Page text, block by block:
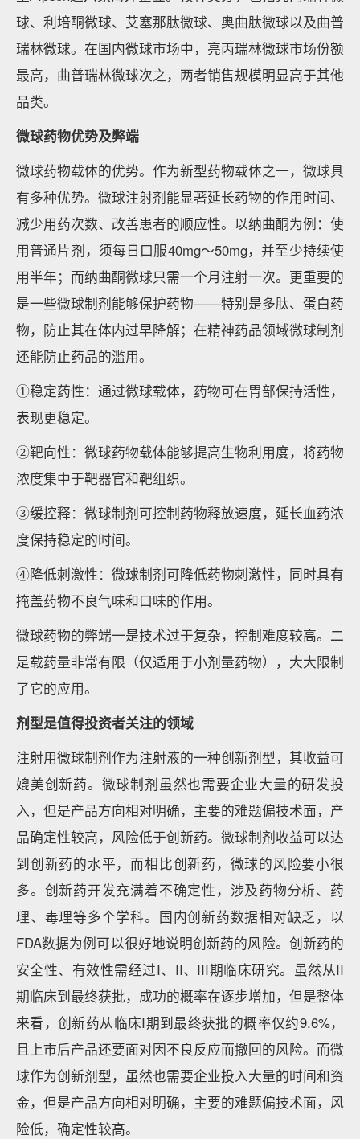
球、利培酮微球、艾塞那肽微球、奥曲肽微球以及曲普
瑞林微球。在国内微球市场中，亮丙瑞林微球市场份额
最高，曲普瑞林微球次之，两者销售规模明显高于其他
品类。
微球药物优势及弊端
微球药物载体的优势。作为新型药物载体之一，微球具
有多种优势。微球注射剂能显著延长药物的作用时间、
减少用药次数、改善患者的顺应性。以纳曲酮为例：使
用普通片剂，须每日口服40mg～50mg，并至少持续使
用半年；而纳曲酮微球只需一个月注射一次。更重要的
是一些微球制剂能够保护药物——特别是多肽、蛋白药
物，防止其在体内过早降解；在精神药品领域微球制剂
还能防止药品的滥用。
①稳定药性：通过微球载体，药物可在胃部保持活性，
表现更稳定。
②靶向性：微球药物载体能够提高生物利用度，将药物
浓度集中于靶器官和靶组织。
③缓控释：微球制剂可控制药物释放速度，延长血药浓
度保持稳定的时间。
④降低刺激性：微球制剂可降低药物刺激性，同时具有
掩盖药物不良气味和口味的作用。
微球药物的弊端一是技术过于复杂，控制难度较高。二
是载药量非常有限（仅适用于小剂量药物），大大限制
了它的应用。
剂型是值得投资者关注的领域
注射用微球制剂作为注射液的一种创新剂型，其收益可
媲美创新药。微球制剂虽然也需要企业大量的研发投
入，但是产品方向相对明确，主要的难题偏技术面，产
品确定性较高，风险低于创新药。微球制剂收益可以达
到创新药的水平，而相比创新药，微球的风险要小很
多。创新药开发充满着不确定性，涉及药物分析、药
理、毒理等多个学科。国内创新药数据相对缺乏，以
FDA数据为例可以很好地说明创新药的风险。创新药的
安全性、有效性需经过I、II、III期临床研究。虽然从II
期临床到最终获批，成功的概率在逐步增加，但是整体
来看，创新药从临床I期到最终获批的概率仅约9.6%，
且上市后产品还要面对因不良反应而撤回的风险。而微
球作为创新剂型，虽然也需要企业投入大量的时间和资
金，但是产品方向相对明确，主要的难题偏技术面，风
险低，确定性较高。